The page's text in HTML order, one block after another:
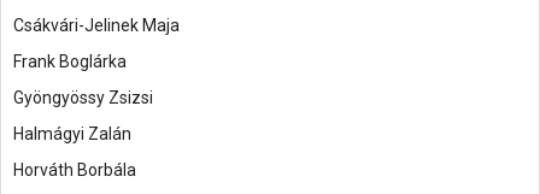
Csákvári-Jelinek Maja
Frank Boglárka
Gyöngyössy Zsizsi
Halmágyi Zalán
Horváth Borbála